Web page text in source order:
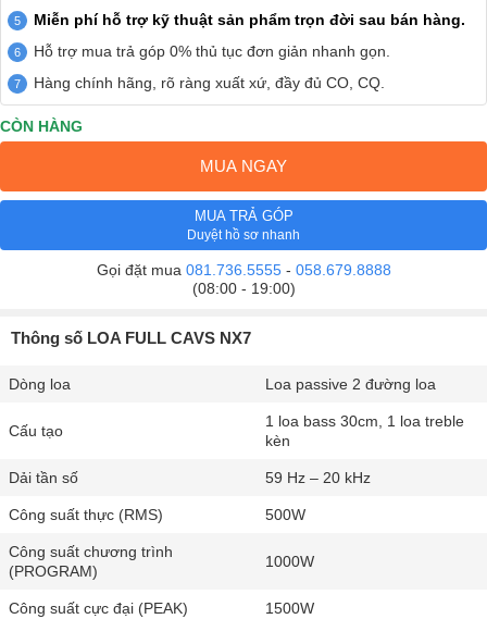
Miễn phí hỗ trợ kỹ thuật sản phẩm trọn đời sau bán hàng.
Hỗ trợ mua trả góp 0% thủ tục đơn giản nhanh gọn.
Hàng chính hãng, rõ ràng xuất xứ, đầy đủ CO, CQ.
CÒN HÀNG
MUA NGAY
MUA TRẢ GÓP
Duyệt hồ sơ nhanh
Gọi đặt mua 081.736.5555- 058.679.8888
(08:00 - 19:00)
Thông số LOA FULL CAVS NX7
Dòng loa Loa passive 2 đường loa
Cấu tạo
1 loa bass 30cm, 1 loa treble
kèn
Dải tần số 59 Hz – 20 kHz
Công suất thực (RMS) 500W
Công suất chương trình
(PROGRAM)
1000W
Công suất cực đại (PEAK) 1500W